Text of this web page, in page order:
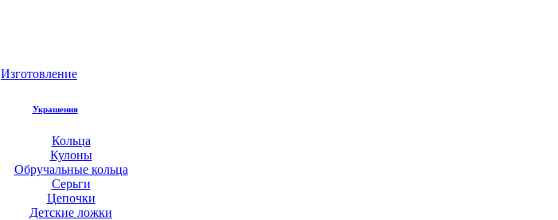
Изготовление
Украшения
Кольца
Кулоны
Обручальные кольца
Серьги
Цепочки
Детские ложки